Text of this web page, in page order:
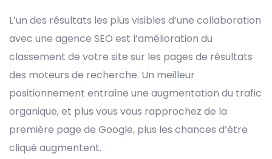
L’un des résultats les plus visibles d’une collaboration
avec une agence SEO est l’amélioration du
classement de votre site sur les pages de résultats
des moteurs de recherche. Un meilleur
positionnement entraîne une augmentation du trafic
organique, et plus vous vous rapprochez de la
première page de Google, plus les chances d’être
cliqué augmentent.